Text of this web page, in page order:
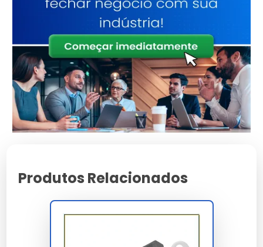
Material
Polímeros estruturais
de alta densidade
Normas
Conformidade total
com padrões de
segurança
Acabamento
Tratamento de
proteção UV
integrado
Suporte
Consultoria
Especializada
técnicas.
Qualidade validada pelos maiores especialistas do
Desenvolvido com foco total na sustentabilidade
Produtos Relacionados